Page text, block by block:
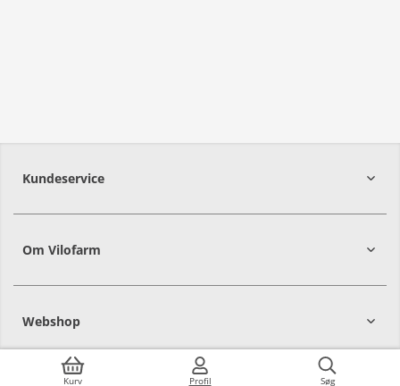
Kurv Profil Søg
Kundeservice
Om Vilofarm
Webshop